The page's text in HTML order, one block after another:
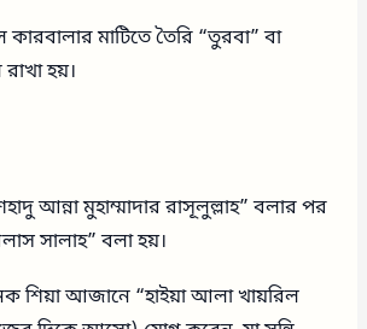
মাটিতে তৈরি “তুরবা” বা
রাখা হয়।
আন্না মুহাম্মাদার রাসূলুল্লাহ” বলার পর
সালাহ” বলা হয়।
শিয়া আজানে “হাইয়া আলা খায়রিল